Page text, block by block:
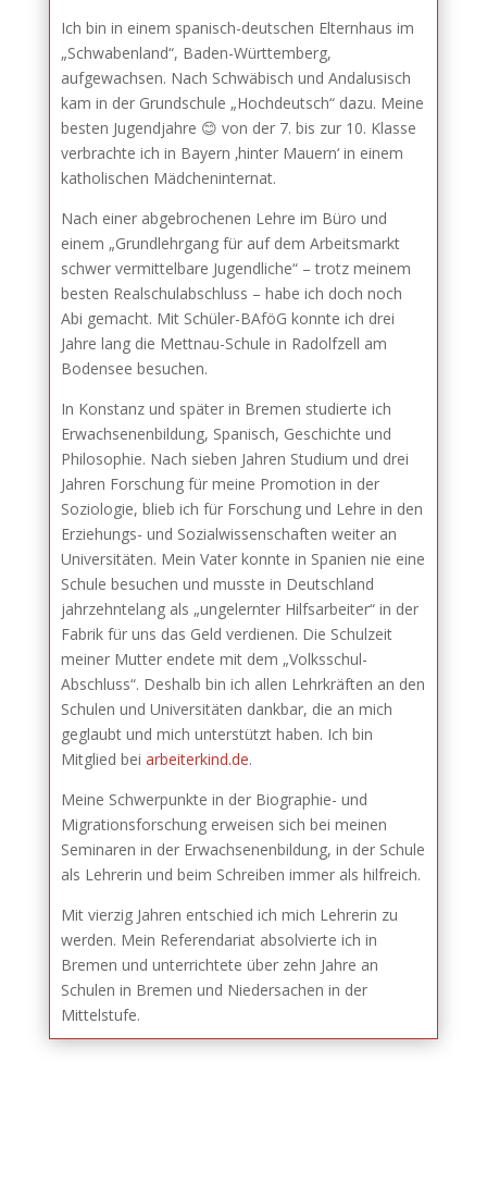
Ich bin in einem spanisch-deutschen Elternhaus im
„Schwabenland“, Baden-Württemberg,
aufgewachsen. Nach Schwäbisch und Andalusisch
kam in der Grundschule „Hochdeutsch“ dazu. Meine
besten Jugendjahre 😊 von der 7. bis zur 10. Klasse
verbrachte ich in Bayern ‚hinter Mauern‘ in einem
katholischen Mädcheninternat.
Nach einer abgebrochenen Lehre im Büro und
einem „Grundlehrgang für auf dem Arbeitsmarkt
schwer vermittelbare Jugendliche“ – trotz meinem
besten Realschulabschluss – habe ich doch noch
Abi gemacht. Mit Schüler-BAföG konnte ich drei
Jahre lang die Mettnau-Schule in Radolfzell am
Bodensee besuchen.
In Konstanz und später in Bremen studierte ich
Erwachsenenbildung, Spanisch, Geschichte und
Philosophie. Nach sieben Jahren Studium und drei
Jahren Forschung für meine Promotion in der
Soziologie, blieb ich für Forschung und Lehre in den
Erziehungs- und Sozialwissenschaften weiter an
Universitäten. Mein Vater konnte in Spanien nie eine
Schule besuchen und musste in Deutschland
jahrzehntelang als „ungelernter Hilfsarbeiter“ in der
Fabrik für uns das Geld verdienen. Die Schulzeit
meiner Mutter endete mit dem „Volksschul-
Abschluss“. Deshalb bin ich allen Lehrkräften an den
Schulen und Universitäten dankbar, die an mich
geglaubt und mich unterstützt haben. Ich bin
Mitglied bei arbeiterkind.de.
Meine Schwerpunkte in der Biographie- und
Migrationsforschung erweisen sich bei meinen
Seminaren in der Erwachsenenbildung, in der Schule
als Lehrerin und beim Schreiben immer als hilfreich.
Mit vierzig Jahren entschied ich mich Lehrerin zu
werden. Mein Referendariat absolvierte ich in
Bremen und unterrichtete über zehn Jahre an
Schulen in Bremen und Niedersachen in der
Mittelstufe.